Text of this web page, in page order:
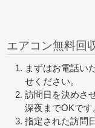
エアコン無料回
まずはお電話い
せください。
訪問日を決めさ
深夜までOKです
指定された訪問